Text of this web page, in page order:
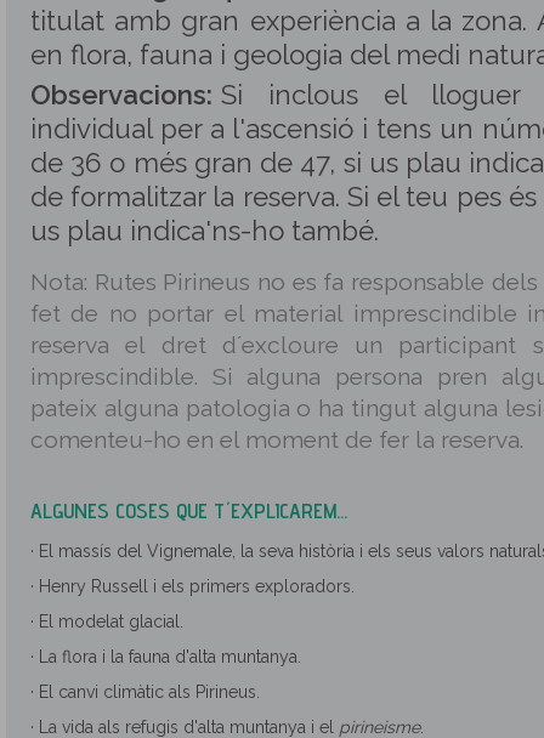
titulat amb gran experiència a la zona.
en flora, fauna i geologia del medi
Observacions: Si inclous el lloguer
individual per a l'ascensió i tens un
de 36 o més gran de 47, si us plau
de formalitzar la reserva. Si el teu pes
us plau indica'ns-ho també.
Nota: Rutes Pirineus no es fa responsable
fet de no portar el material imprescindible
reserva el dret d´excloure un
imprescindible. Si alguna persona pren
pateix alguna patologia o ha tingut alguna
comenteu-ho en el moment de fer la reserva.
ALGUNES COSES QUE T´EXPLICAREM...
· El massís del Vignemale, la seva història i els seus valors
· Henry Russell i els primers exploradors.
· El modelat glacial.
· La flora i la fauna d'alta muntanya.
· El canvi climàtic als Pirineus.
· La vida als refugis d'alta muntanya i el pirineisme.